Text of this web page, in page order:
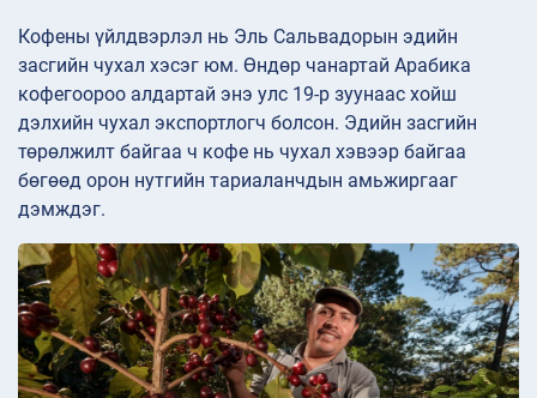
Кофены үйлдвэрлэл нь Эль Сальвадорын эдийн
засгийн чухал хэсэг юм. Өндөр чанартай Арабика
кофегоороо алдартай энэ улс 19-р зуунаас хойш
дэлхийн чухал экспортлогч болсон. Эдийн засгийн
төрөлжилт байгаа ч кофе нь чухал хэвээр байгаа
бөгөөд орон нутгийн тариаланчдын амьжиргааг
дэмждэг.